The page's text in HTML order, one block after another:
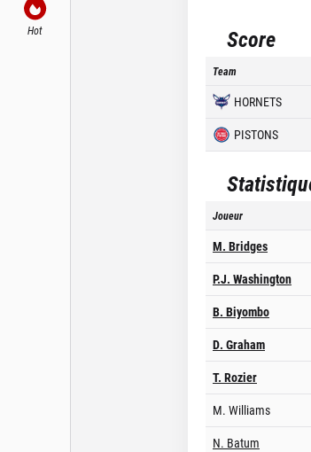
Hot Score
Team
HORNETS
PISTONS
Joueur
M. Bridges
P.J. Washington
B. Biyombo
D. Graham
T. Rozier
M. Williams
N. Batum